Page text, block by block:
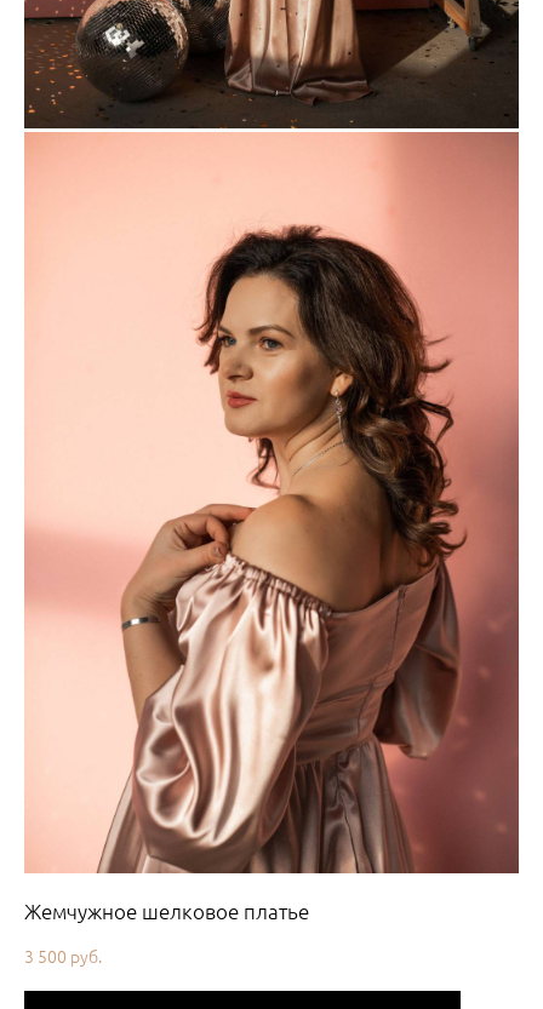
Жемчужное шелковое платье
3 500 pуб.